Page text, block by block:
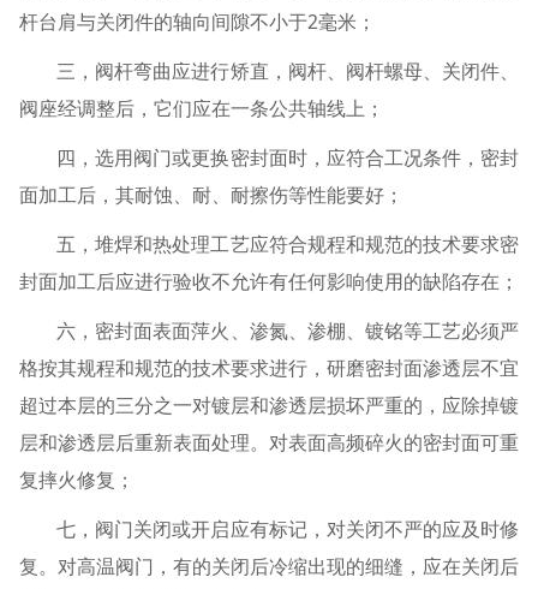
杆台肩与关闭件的轴向间隙不小于2毫米；
三，阀杆弯曲应进行矫直，阀杆、阀杆螺母、关闭件、
阀座经调整后，它们应在一条公共轴线上；
四，选用阀门或更换密封面时，应符合工况条件，密封
面加工后，其耐蚀、耐、耐擦伤等性能要好；
五，堆焊和热处理工艺应符合规程和规范的技术要求密
封面加工后应进行验收不允许有任何影响使用的缺陷存在；
六，密封面表面萍火、渗氮、渗棚、镀铭等工艺必须严
格按其规程和规范的技术要求进行，研磨密封面渗透层不宜
超过本层的三分之一对镀层和渗透层损坏严重的，应除掉镀
层和渗透层后重新表面处理。对表面高频碎火的密封面可重
复摔火修复；
七，阀门关闭或开启应有标记，对关闭不严的应及时修
复。对高温阀门，有的关闭后冷缩出现的细缝，应在关闭后